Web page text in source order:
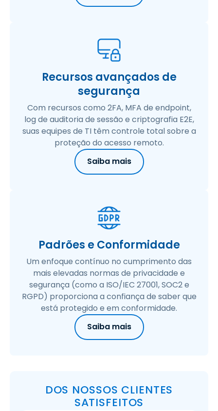
Recursos avançados de
segurança
Com recursos como 2FA, MFA de endpoint,
log de auditoria de sessão e criptografia E2E,
suas equipes de TI têm controle total sobre a
proteção do acesso remoto.
Saiba mais
Padrões e Conformidade
Um enfoque contínuo no cumprimento das
mais elevadas normas de privacidade e
segurança (como a ISO/IEC 27001, SOC2 e
RGPD) proporciona a confiança de saber que
está protegido e em conformidade.
Saiba mais
DOS NOSSOS CLIENTES
SATISFEITOS